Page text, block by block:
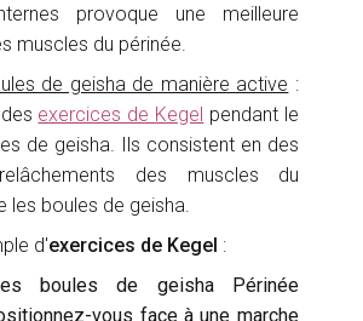
provoque une meilleure
muscles du périnée.
de geisha de manière active :
exercices de Kegel pendant le
de geisha. Ils consistent en des
relâchements des muscles du
les boules de geisha.
d'exercices de Kegel :
boules de geisha Périnée
vous face à une marche